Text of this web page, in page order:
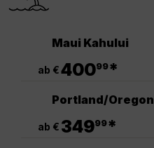
Maui Kahului
ab €40099*
Portland/Oregon
ab € 34999*